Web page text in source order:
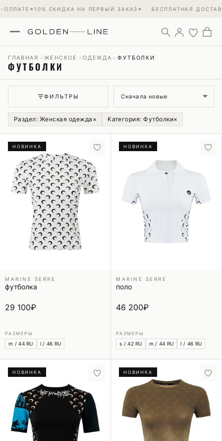
✦10% СКИДКА НА ПЕРВЫЙ ЗАКАЗ✦ БЕСПЛАТНАЯ ДОСТАВКА
ГЛАВНАЯ →ЖЕНСКОЕ →ОДЕЖДА → ФУТБОЛКИ
ФУТБОЛКИ
ФИЛЬТРЫ
Раздел: Женская одежда × Категория: Футболки×
НОВИНКА
MARINE SERRE
футболка
29 100₽
РАЗМЕРЫ
m / 44 RU l / 46 RU
НОВИНКА
MARINE SERRE
поло
46 200₽
РАЗМЕРЫ
s / 42 RU m / 44 RU l / 46 RU
НОВИНКА НОВИНКА